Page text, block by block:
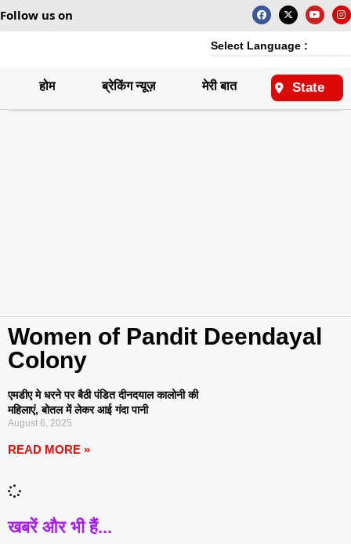
Follow us on
Select Language :
होम ब्रेकिंग न्यूज़ मेरी बात राष्ट्रीय
State
Women of Pandit Deendayal
Colony
एमडीए मे धरने पर बैठी पंडित दीनदयाल कालोनी की
महिलाएं, बोतल में लेकर आई गंदा पानी
August 6, 2025
READ MORE »
खबरें और भी हैं...